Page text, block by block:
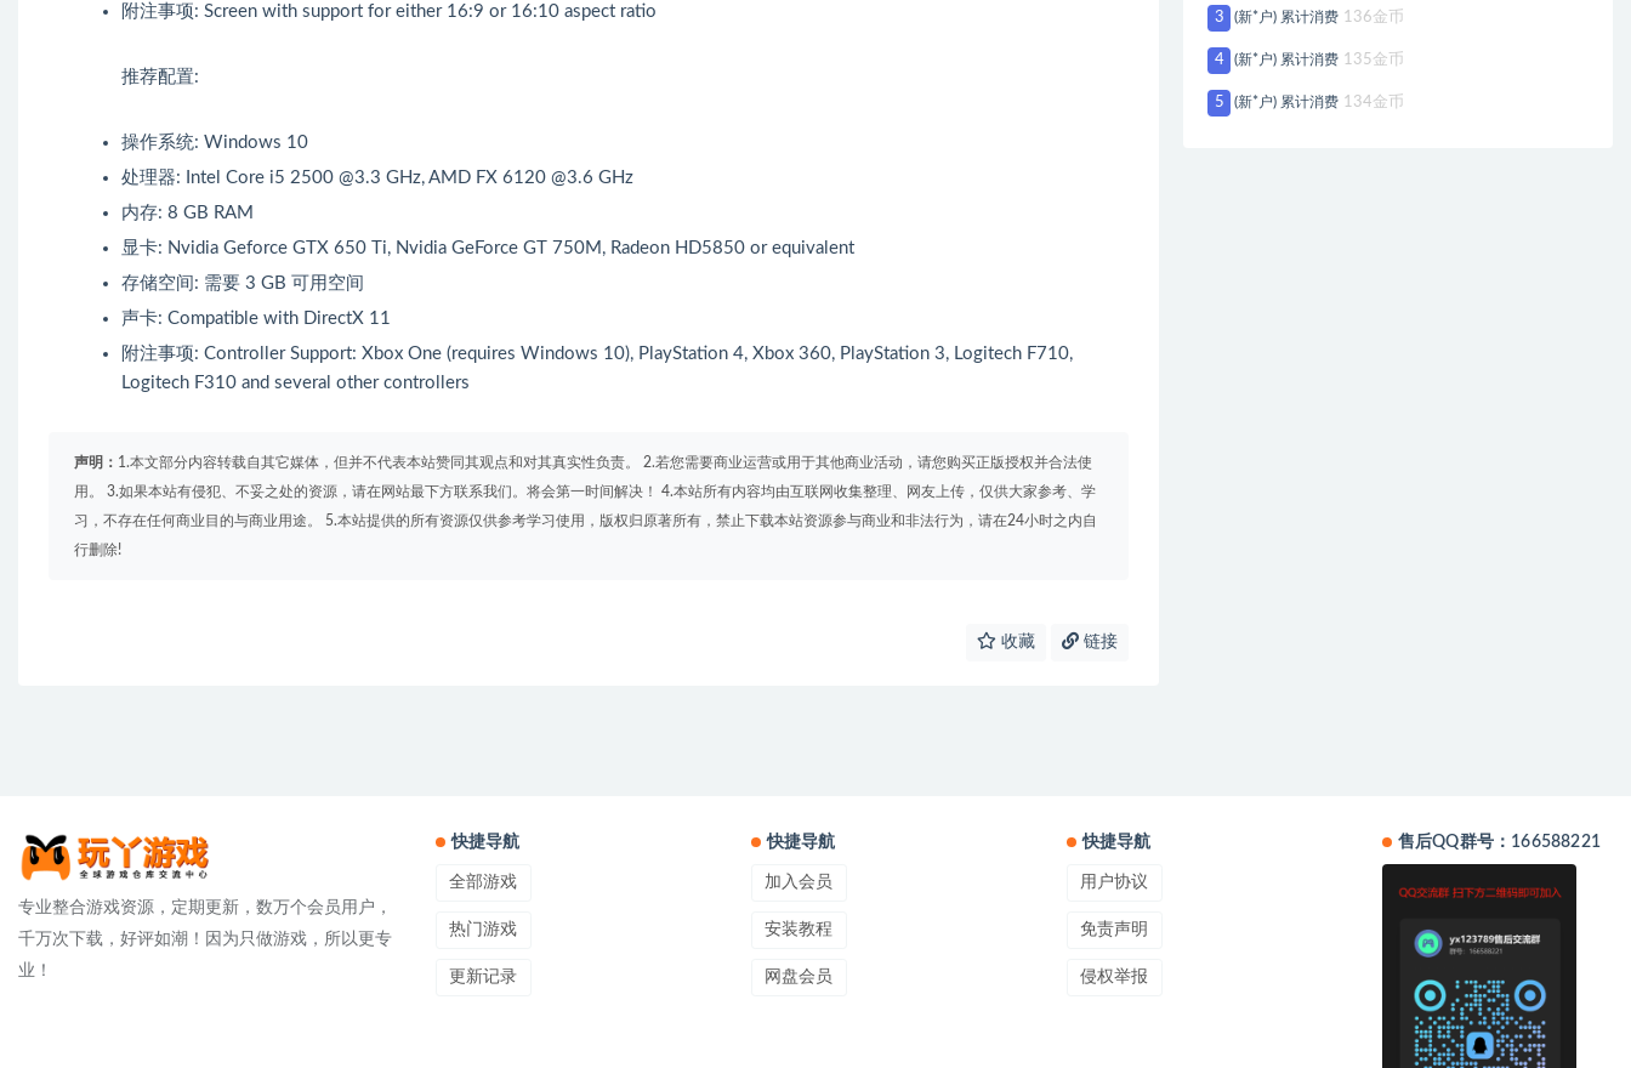
附注事项: Screen with support for either 16:9 or 16:10 aspect ratio
推荐配置:
操作系统: Windows 10
处理器: Intel Core i5 2500 @3.3 GHz, AMD FX 6120 @3.6 GHz
内存: 8 GB RAM
显卡: Nvidia Geforce GTX 650 Ti, Nvidia GeForce GT 750M, Radeon HD5850 or equivalent
存储空间: 需要 3 GB 可用空间
声卡: Compatible with DirectX 11
附注事项: Controller Support: Xbox One (requires Windows 10), PlayStation 4, Xbox 360, PlayStation 3, Logitech F710,
Logitech F310 and several other controllers
声明： 1.本文部分内容转载自其它媒体，但并不代表本站赞同其观点和对其真实性负责。 2.若您需要商业运营或用于其他商业活动，请您购买正版授权并合法使
用。 3.如果本站有侵犯、不妥之处的资源，请在网站最下方联系我们。将会第一时间解决！ 4.本站所有内容均由互联网收集整理、网友上传，仅供大家参考、学
习，不存在任何商业目的与商业用途。 5.本站提供的所有资源仅供参考学习使用，版权归原著所有，禁止下载本站资源参与商业和非法行为，请在24小时之内自
行删除!
收藏 链接
3 (新*户) 累计消费 136金币
4 (新*户) 累计消费 135金币
5 (新*户) 累计消费 134金币
专业整合游戏资源，定期更新，数万个会员用户，
千万次下载，好评如潮！因为只做游戏，所以更专
业！
快捷导航
全部游戏
热门游戏
更新记录
快捷导航
加入会员
安装教程
网盘会员
快捷导航
用户协议
免责声明
侵权举报
售后QQ群号：166588221